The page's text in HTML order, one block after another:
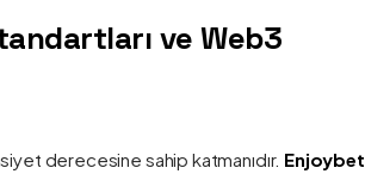
ve Web3
derecesine sahip katmanıdır. Enjoybet